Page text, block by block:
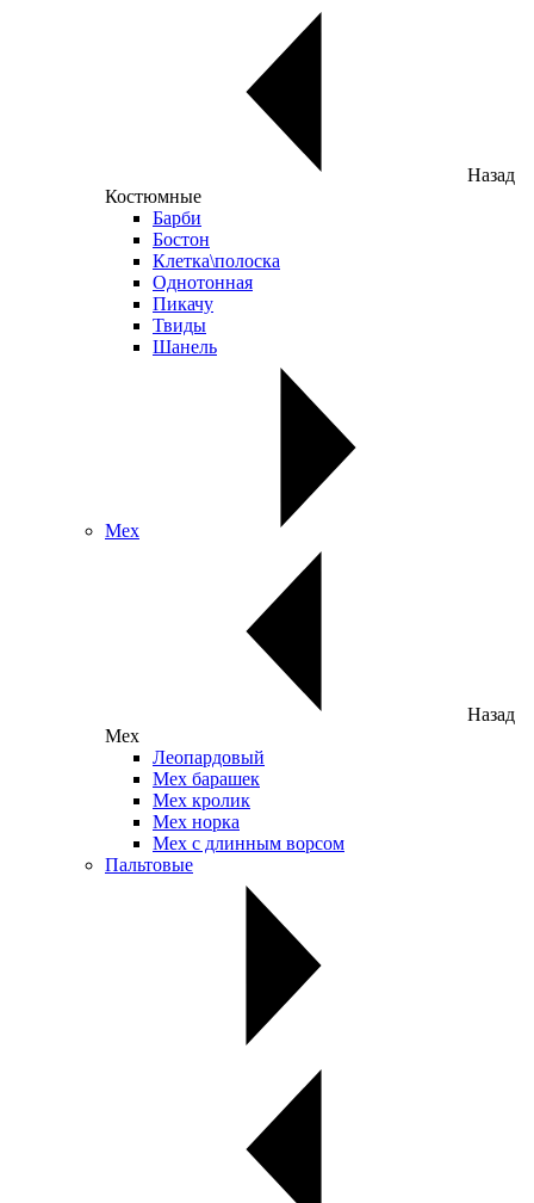
Назад
Костюмные
Барби
Бостон
Клетка\полоска
Однотонная
Пикачу
Твиды
Шанель
Мех
Назад
Мех
Леопардовый
Мех барашек
Мех кролик
Мех норка
Мех с длинным ворсом
Пальтовые